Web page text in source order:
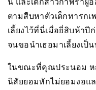
นี้ และเด็กสาวกำพร้าผู้
ตามสืบหาตัวเด็กทารกเ
เลี้ยงไว้ที่นี่เมื่อยี่สิบห้าปี
จนขอนำเธอมาเลี้ยงเป็
ในขณะที่คุณประนอม ห
นิสัยยอมหักไม่ยอมงอแ